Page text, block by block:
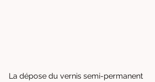
La dépose du vernis semi-permanent